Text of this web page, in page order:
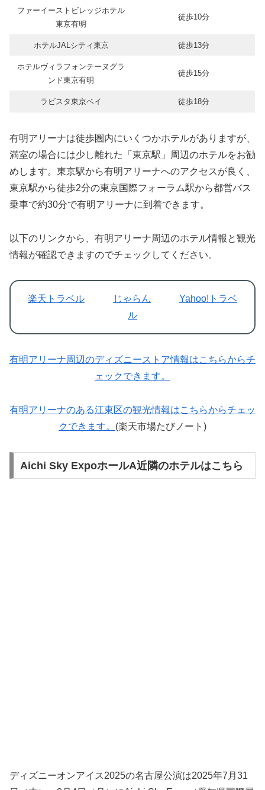
ファーイーストビレッジホテル
東京有明
徒歩10分
ホテルJALシティ東京 徒歩13分
ホテルヴィラフォンテーヌグラ
ンド東京有明
徒歩15分
ラビスタ東京ベイ 徒歩18分
有明アリーナは徒歩圏内にいくつかホテルがありますが、
満室の場合には少し離れた「東京駅」周辺のホテルをお勧
めします。東京駅から有明アリーナへのアクセスが良く、
東京駅から徒歩2分の東京国際フォーラム駅から都営バス
乗車で約30分で有明アリーナに到着できます。
以下のリンクから、有明アリーナ周辺のホテル情報と観光
情報が確認できますのでチェックしてください。
楽天トラベル じゃらん
Yahoo!トラベ
ル
有明アリーナ周辺のディズニーストア情報はこちらからチ
ェックできます。
有明アリーナのある江東区の観光情報はこちらからチェッ
クできます。 (楽天市場たびノート)
Aichi Sky ExpoホールA近隣のホテルはこちら
ディズニーオンアイス2025の名古屋公演は2025年7月31